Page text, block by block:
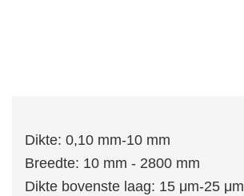
Dikte: 0,10 mm-10 mm
Breedte: 10 mm - 2800 mm
Dikte bovenste laag: 15 μm-25 μm